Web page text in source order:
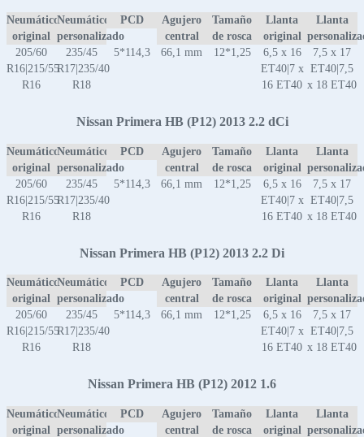
Neumático
original
Neumático
personalizado
PCD
Agujero
central
Tamaño
de rosca
Llanta
original
Llanta
205/60
R16|215/55
R16
235/45
R17|235/40
R18
5*114,3 66,1 mm 12*1,25
6,5 x 16
ET40|7 x
16 ET40
7,5 x 17
ET40|7,5
x 18 ET40
Nissan Primera HB (P12) 2013 2.2 dCi
Neumático
original
Neumático
personalizado
PCD
Agujero
central
Tamaño
de rosca
Llanta
original
Llanta
205/60
R16|215/55
R16
235/45
R17|235/40
R18
5*114,3 66,1 mm 12*1,25
6,5 x 16
ET40|7 x
16 ET40
7,5 x 17
ET40|7,5
x 18 ET40
Nissan Primera HB (P12) 2013 2.2 Di
Neumático
original
Neumático
personalizado
PCD
Agujero
central
Tamaño
de rosca
Llanta
original
Llanta
205/60
R16|215/55
R16
235/45
R17|235/40
R18
5*114,3 66,1 mm 12*1,25
6,5 x 16
ET40|7 x
16 ET40
7,5 x 17
ET40|7,5
x 18 ET40
Nissan Primera HB (P12) 2012 1.6
Neumático
original
Neumático
personalizado
PCD
Agujero
central
Tamaño
de rosca
Llanta
original
Llanta